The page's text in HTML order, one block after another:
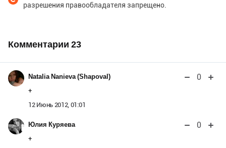
разрешения правообладателя запрещено.
Комментарии 23
Natalia Nanieva (Shapoval) 0
+
12 Июнь 2012, 01:01
Юлия Куряева 0
+